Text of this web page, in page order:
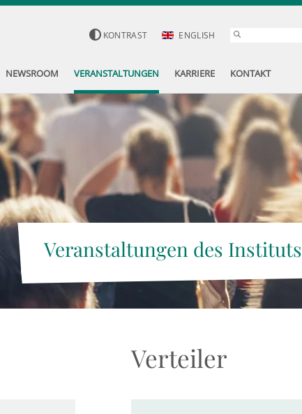
KONTRAST ENGLISH
NEWSROOM VERANSTALTUNGEN KARRIERE KONTAKT
Veranstaltungen des Instituts
Verteiler